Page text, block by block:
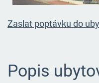
Zaslat poptávku do
Popis